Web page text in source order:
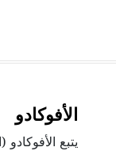
الأفوكادو